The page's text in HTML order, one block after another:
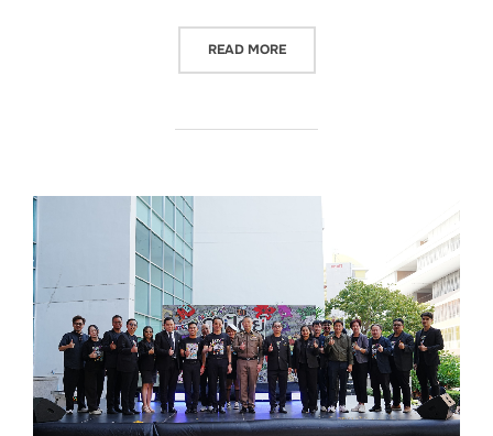
READ MORE““บรรยายพิเศษแลกเปลี่ยนความรู้ด้